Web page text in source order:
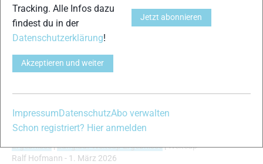
Bildergalerie Langlauf Weltcup Falun (SWE)
Skiathlon
Ergebnis Langlauf Weltcup Falun (SWE) 10km + 10km
Skiathlon Damen
Ergebnisse|Langlauf Weltcup Ergebnisse|Weltcup
Ralf Hofmann - 1. März 2026
Tracking. Alle Infos dazu
findest du in der
Datenschutzerklärung!
Akzeptieren und weiter
Jetzt abonnieren
Impressum DatenschutzAbo verwalten
Schon registriert? Hier anmelden